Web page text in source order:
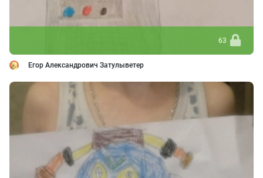
63
Егор Александрович Затулыветер